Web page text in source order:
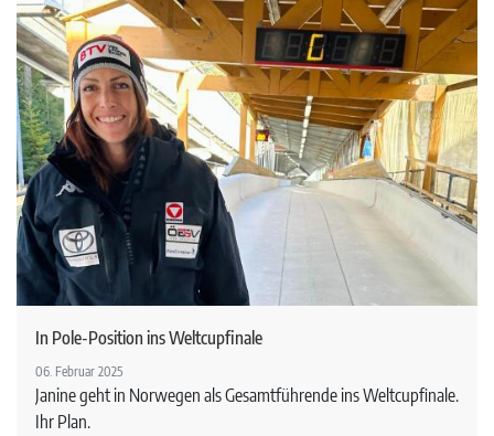
In Pole-Position ins Weltcupfinale
06. Februar 2025
Janine geht in Norwegen als Gesamtführende ins Weltcupfinale.
Ihr Plan.